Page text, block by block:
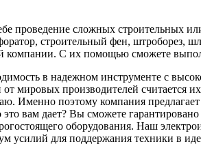
проведение сложных строительных
строительный фен, штроборез,
компании. С их помощью сможете
в надежном инструменте с
мировых производителей считается
Именно поэтому компания
вам дает? Вы сможете
оборудования. Наш
усилий для поддержания техники в